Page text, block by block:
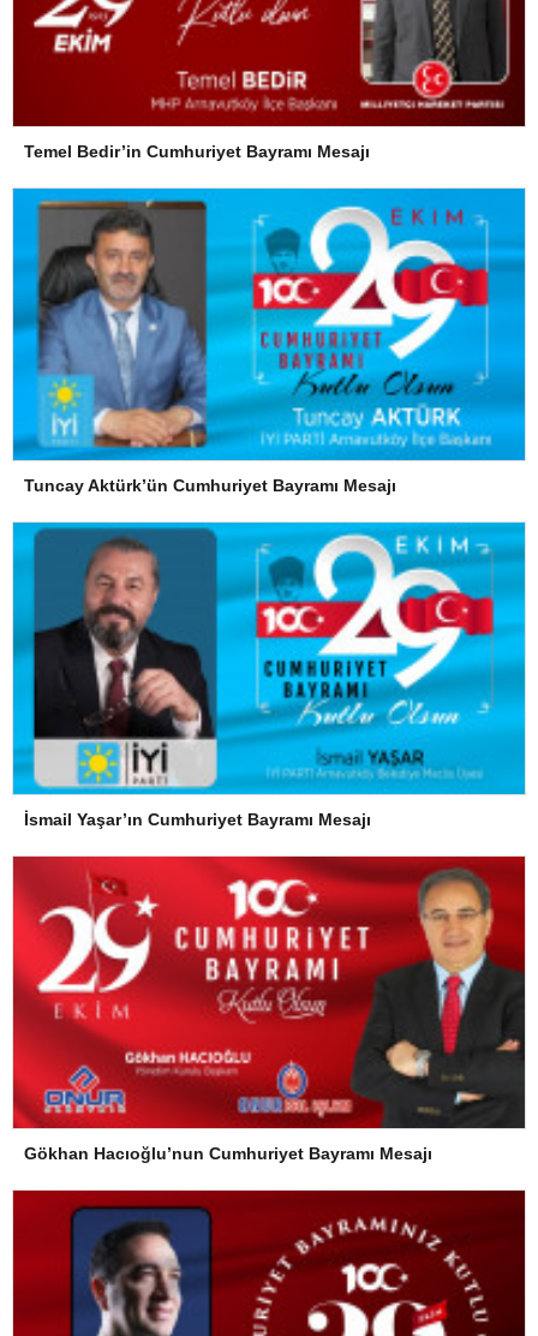
Temel Bedir’in Cumhuriyet Bayramı Mesajı
Tuncay Aktürk’ün Cumhuriyet Bayramı Mesajı
İsmail Yaşar’ın Cumhuriyet Bayramı Mesajı
Gökhan Hacıoğlu’nun Cumhuriyet Bayramı Mesajı